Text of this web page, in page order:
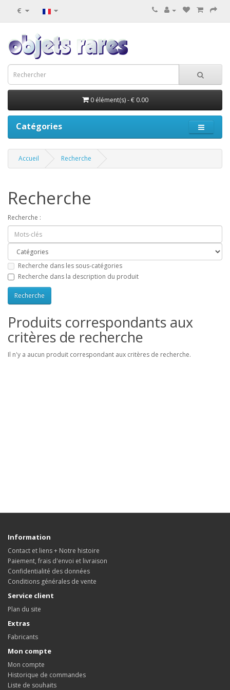
€
0 élément(s) - € 0.00
Catégories
Accueil Recherche
Recherche
Recherche :
Recherche dans les sous-catégories
Recherche dans la description du produit
Produits correspondants aux
critères de recherche
Il n'y a aucun produit correspondant aux critères de recherche.
Information
Contact et liens + Notre histoire
Paiement, frais d'envoi et livraison
Confidentialité des données
Conditions générales de vente
Service client
Plan du site
Extras
Fabricants
Mon compte
Mon compte
Historique de commandes
Liste de souhaits